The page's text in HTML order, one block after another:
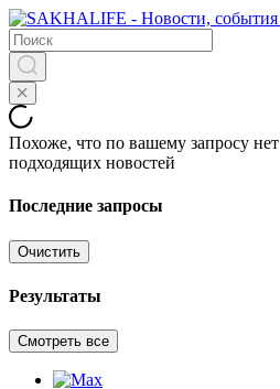
Похоже, что по вашему запросу нет
подходящих новостей
Последние запросы
Очистить
Результаты
Смотреть все